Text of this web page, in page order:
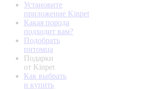
Установите
приложение Kinpet
Какая порода
подходит вам?
Подобрать
питомца
Подарки
от Kinpet
Как выбрать
и купить